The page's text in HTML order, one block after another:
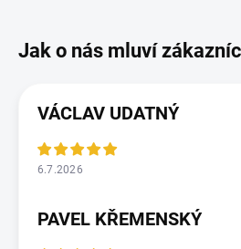
VÁCLAV UDATNÝ
6.7.2026
PAVEL KŘEMENSKÝ